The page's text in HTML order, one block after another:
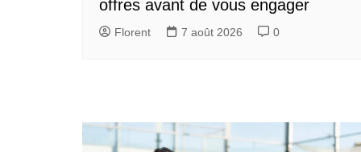
offres avant de vous engager
Florent 7 août 2026 0